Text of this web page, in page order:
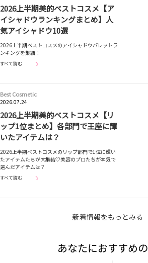
2026上半期美的ベストコスメ【ア
イシャドウランキングまとめ】人
気アイシャドウ10選
2026上半期ベストコスメのアイシャドウパレットラ
ンキングを集結！
すべて読む
Best Cosmetic
2026.07.24
2026上半期美的ベストコスメ【リ
ップ1位まとめ】各部門で王座に輝
いたアイテムは？
2026上半期ベストコスメのリップ部門で1位に輝い
たアイテムたちが大集結♡美容のプロたちが本気で
選んだアイテムは？
すべて読む
新着情報をもっとみる
あなたにおすすめ